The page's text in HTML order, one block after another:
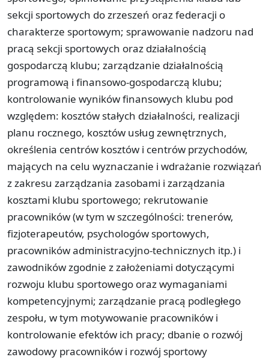
sekcji sportowych do zrzeszeń oraz federacji o
charakterze sportowym; sprawowanie nadzoru nad
pracą sekcji sportowych oraz działalnością
gospodarczą klubu; zarządzanie działalnością
programową i finansowo-gospodarczą klubu;
kontrolowanie wyników finansowych klubu pod
względem: kosztów stałych działalności, realizacji
planu rocznego, kosztów usług zewnętrznych,
określenia centrów kosztów i centrów przychodów,
mających na celu wyznaczanie i wdrażanie rozwiązań
z zakresu zarządzania zasobami i zarządzania
kosztami klubu sportowego; rekrutowanie
pracowników (w tym w szczególności: trenerów,
fizjoterapeutów, psychologów sportowych,
pracowników administracyjno-technicznych itp.) i
zawodników zgodnie z założeniami dotyczącymi
rozwoju klubu sportowego oraz wymaganiami
kompetencyjnymi; zarządzanie pracą podległego
zespołu, w tym motywowanie pracowników i
kontrolowanie efektów ich pracy; dbanie o rozwój
zawodowy pracowników i rozwój sportowy